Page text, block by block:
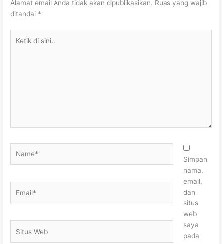
Alamat email Anda tidak akan dipublikasikan. Ruas yang wajib
ditandai *
Web
Simpan
nama,
email,
dan
situs
web
saya
pada